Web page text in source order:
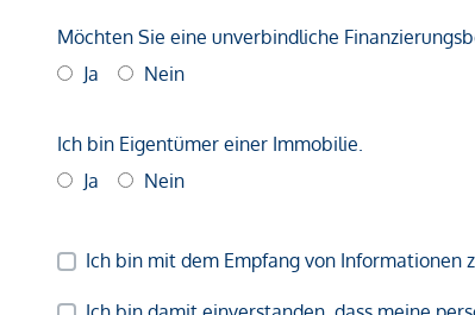
Möchten Sie eine unverbindliche
Ja
Nein
Ich bin Eigentümer einer Immobilie.
Ja
Nein
Ich bin mit dem Empfang von Informationen